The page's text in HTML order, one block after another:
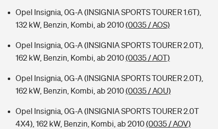
Opel Insignia, 0G-A (INSIGNIA SPORTS TOURER 1.6T),
132 kW, Benzin, Kombi, ab 2010(0035 / AOS)
Opel Insignia, 0G-A (INSIGNIA SPORTS TOURER 2.0T),
162 kW, Benzin, Kombi, ab 2010(0035 / AOT)
Opel Insignia, 0G-A (INSIGNIA SPORTS TOURER 2.0T),
162 kW, Benzin, Kombi, ab 2010(0035 / AOU)
Opel Insignia, 0G-A (INSIGNIA SPORTS TOURER 2.0T
4X4), 162 kW, Benzin, Kombi, ab 2010(0035 / AOV)